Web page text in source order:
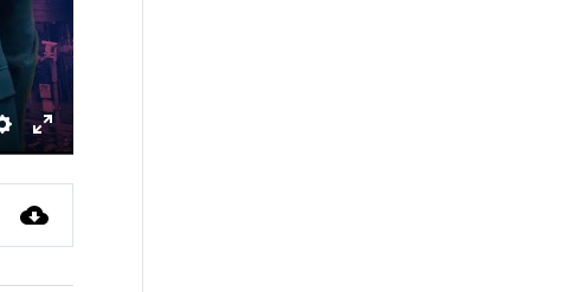
Settings
Enter
fullscreen